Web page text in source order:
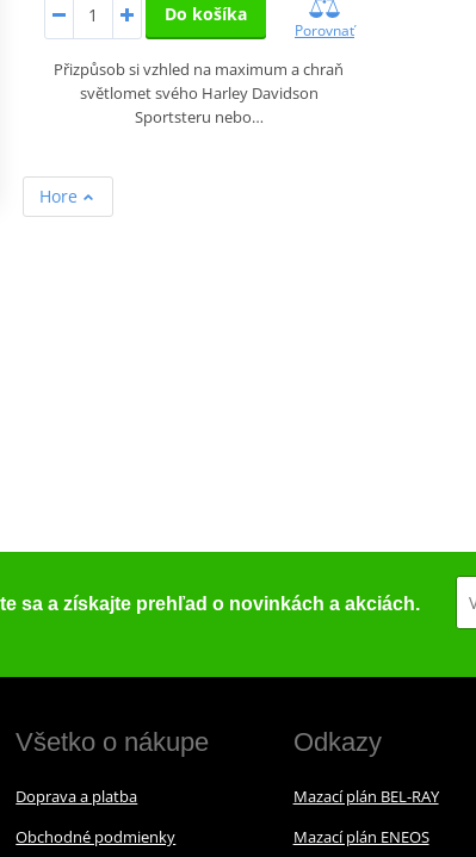
Do košíka
Porovnať
Přizpůsob si vzhled na maximum a chraň
světlomet svého Harley Davidson
Sportsteru nebo…
Hore
sa a získajte prehľad o novinkách a akciách.
Všetko o nákupe
Doprava a platba
Obchodné podmienky
Odkazy
Mazací plán BEL-RAY
Mazací plán ENEOS